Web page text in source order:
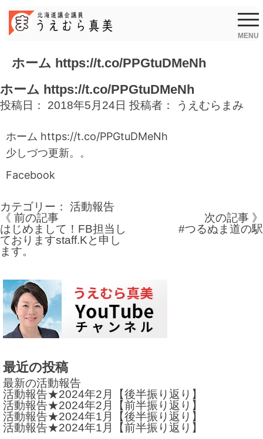
content
MENU
ホーム https://t.co/PPGtuDMeNh
ホーム https://t.co/PPGtuDMeNh
投稿日： 2018年5月24日 投稿者： うえむらまみ
ホーム https://t.co/PPGtuDMeNh
少しづつ更新。。
Facebook
カテゴリー： 活動報告
投
稿
ビ
ゲ
ー
ョ
ン
《 前の記事
はじめまして！FB担当し
ておりますstaff.Kと申し
ます。
次の記事 》
#つるぬま道の駅
最近の投稿
最新の活動報告
活動報告★2024年2月【後半振り返り】
活動報告★2024年2月【前半振り返り】
活動報告★2024年1月【後半振り返り】
活動報告★2024年1月【前半振り返り】